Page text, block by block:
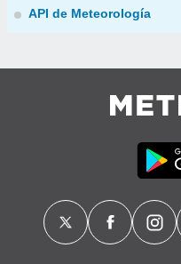
API de Meteorología